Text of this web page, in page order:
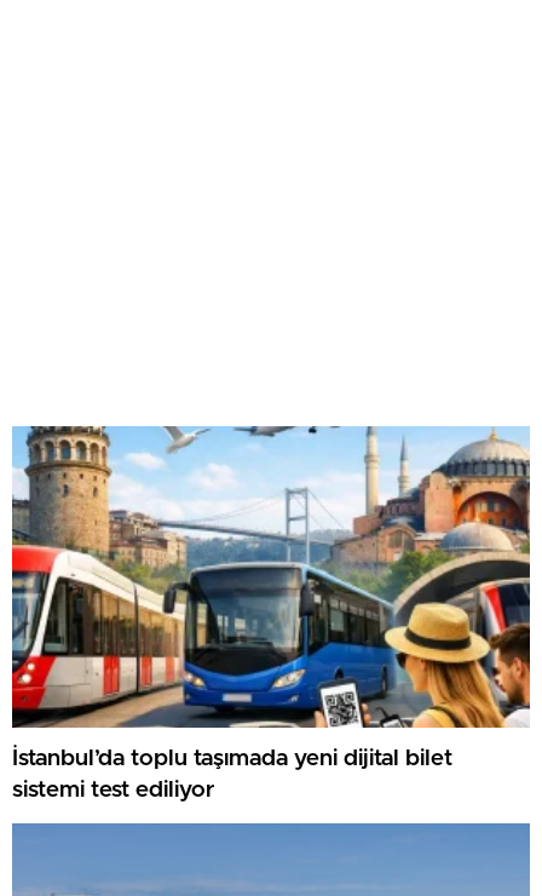
İstanbul’da toplu taşımada yeni dijital bilet
sistemi test ediliyor